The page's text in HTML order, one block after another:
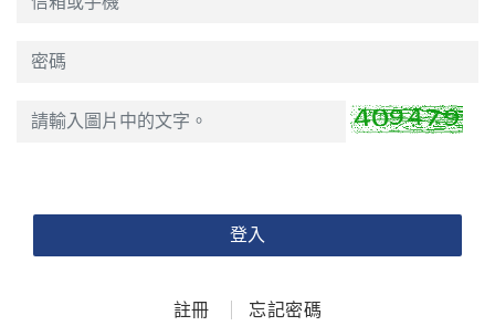
登入
註冊 忘記密碼